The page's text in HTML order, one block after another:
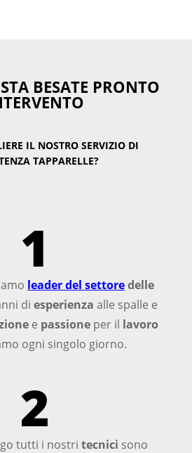
BESATE PRONTO
IL NOSTRO SERVIZIO DI
TAPPARELLE?
1
leader del settoredelle
di esperienza alle spalle e
e passione per il lavoro
ogni singolo giorno.
2
tutti i nostri tecnici sono